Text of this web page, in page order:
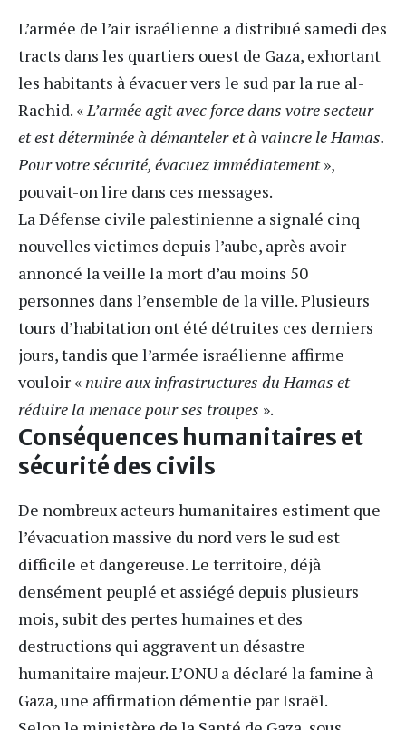
L’armée de l’air israélienne a distribué samedi des
tracts dans les quartiers ouest de Gaza, exhortant
les habitants à évacuer vers le sud par la rue al-
Rachid. « L’armée agit avec force dans votre secteur
et est déterminée à démanteler et à vaincre le Hamas.
Pour votre sécurité, évacuez immédiatement»,
pouvait-on lire dans ces messages.
La Défense civile palestinienne a signalé cinq
nouvelles victimes depuis l’aube, après avoir
annoncé la veille la mort d’au moins 50
personnes dans l’ensemble de la ville. Plusieurs
tours d’habitation ont été détruites ces derniers
jours, tandis que l’armée israélienne affirme
vouloir « nuire aux infrastructures du Hamas et
réduire la menace pour ses troupes ».
Conséquences humanitaires et
sécurité des civils
De nombreux acteurs humanitaires estiment que
l’évacuation massive du nord vers le sud est
difficile et dangereuse. Le territoire, déjà
densément peuplé et assiégé depuis plusieurs
mois, subit des pertes humaines et des
destructions qui aggravent un désastre
humanitaire majeur. L’ONU a déclaré la famine à
Gaza, une affirmation démentie par Israël.